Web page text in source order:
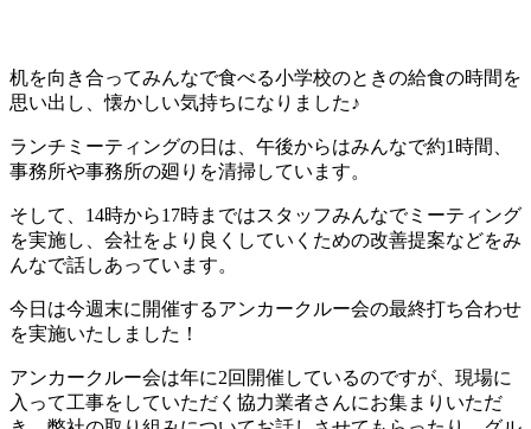
机を向き合ってみんなで食べる小学校のときの給食の時間を
思い出し、懐かしい気持ちになりました♪
ランチミーティングの日は、午後からはみんなで約1時間、
事務所や事務所の廻りを清掃しています。
そして、14時から17時まではスタッフみんなでミーティング
を実施し、会社をより良くしていくための改善提案などをみ
んなで話しあっています。
今日は今週末に開催するアンカークルー会の最終打ち合わせ
を実施いたしました！
アンカークルー会は年に2回開催しているのですが、現場に
入って工事をしていただく協力業者さんにお集まりいただ